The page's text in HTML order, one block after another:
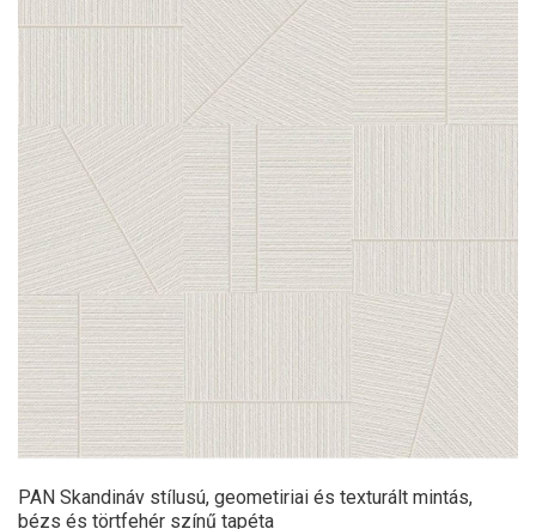
PAN Skandináv stílusú, geometiriai és texturált mintás,
bézs és törtfehér színű tapéta